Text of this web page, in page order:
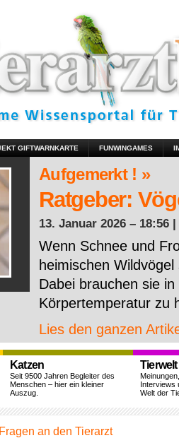
GIFTWARNKARTE FUNWINGAMES
Aufgemerkt ! »
Ratgeber:
13. Januar 2026 – 18:56 |
Wenn Schnee und
heimischen
Dabei brauchen sie
Körpertemperatur zu
Lies den ganzen
Katzen
Seit 9500 Jahren Begleiter des
Menschen – hier ein kleiner
Auszug.
Tierwelt
Interviews
Welt der
an den Tierarzt